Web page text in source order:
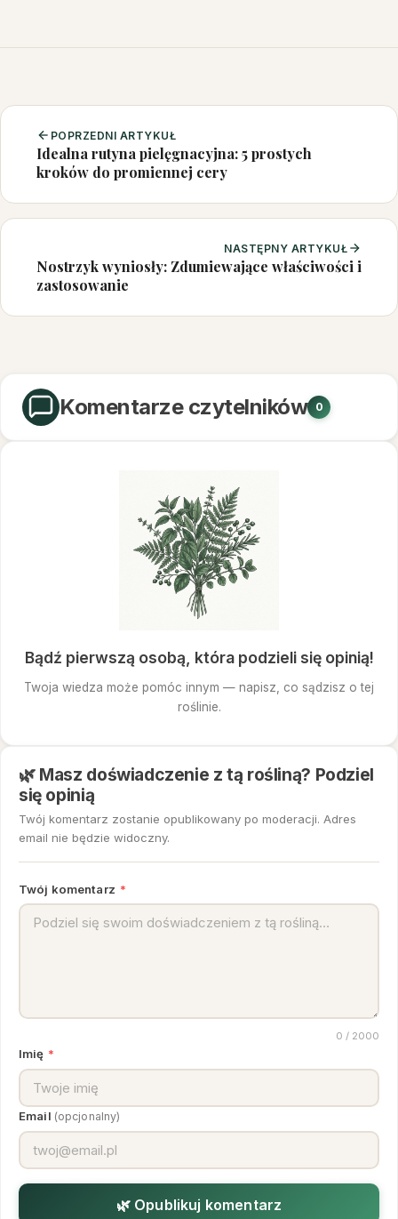
POPRZEDNI ARTYKUŁ
Idealna rutyna pielęgnacyjna: 5 prostych
kroków do promiennej cery
NASTĘPNY ARTYKUŁ
Nostrzyk wyniosły: Zdumiewające właściwości i
zastosowanie
Komentarze czytelników 0
Bądź pierwszą osobą, która podzieli się opinią!
Twoja wiedza może pomóc innym — napisz, co sądzisz o tej
roślinie.
🌿 Masz doświadczenie z tą rośliną? Podziel
się opinią
Twój komentarz zostanie opublikowany po moderacji. Adres
email nie będzie widoczny.
Twój komentarz *
0 / 2000
Imię *
Email (opcjonalny)
🌿 Opublikuj komentarz